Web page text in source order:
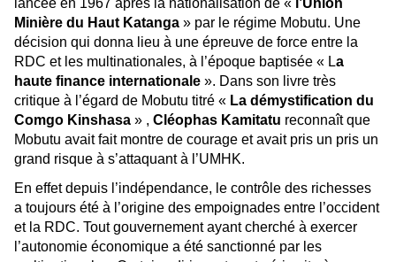
lancée en 1967 après la nationalisation de « l’Union
Minière du Haut Katanga » par le régime Mobutu. Une
décision qui donna lieu à une épreuve de force entre la
RDC et les multinationales, à l’époque baptisée « La
haute finance internationale ». Dans son livre très
critique à l’égard de Mobutu titré « La démystification du
Comgo Kinshasa » , Cléophas Kamitatu reconnaît que
Mobutu avait fait montre de courage et avait pris un pris un
grand risque à s’attaquant à l’UMHK.
En effet depuis l’indépendance, le contrôle des richesses
a toujours été à l’origine des empoignades entre l’occident
et la RDC. Tout gouvernement ayant cherché à exercer
l’autonomie économique a été sanctionné par les